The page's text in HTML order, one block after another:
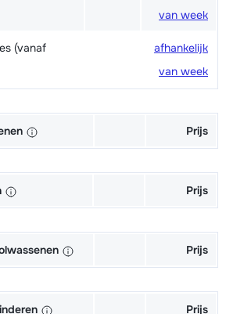
van week
(vanaf
afhankelijk
van week
Prijs
7 dagen)
van week
van week
van week
Prijs
7 dagen)
van week
van week
Prijs
van week
Prijs